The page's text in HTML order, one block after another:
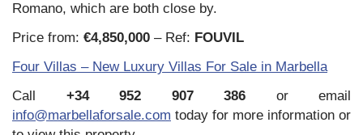
Romano, which are both close by.
Price from: €4,850,000 – Ref: FOUVIL
Four Villas – New Luxury Villas For Sale in Marbella
Call +34 952 907 386 or email
info@marbellaforsale.com today for more information or